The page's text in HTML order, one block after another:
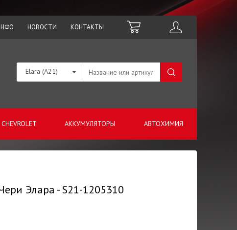
НОВОСТИ КОНТАКТЫ
CHEVROLET АККУМУЛЯТОРЫ АВТОХИМИЯ
Elara (A21)
Элара - S21-1205310